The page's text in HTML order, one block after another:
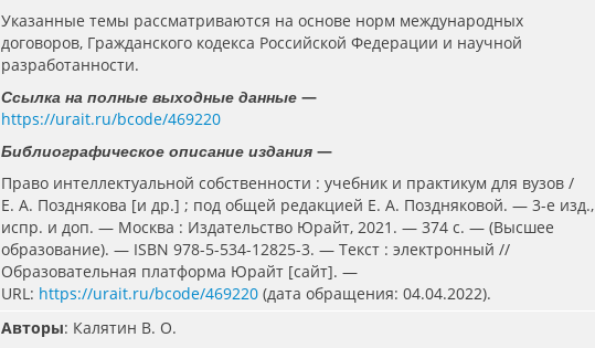
Указанные темы рассматриваются на основе норм международных
договоров, Гражданского кодекса Российской Федерации и научной
разработанности.
Ссылка на полные выходные данные —
https://urait.ru/bcode/469220
Библиографическое описание издания —
Право интеллектуальной собственности : учебник и практикум для вузов /
Е. А. Позднякова [и др.] ; под общей редакцией Е. А. Поздняковой. — 3-е изд.,
испр. и доп. — Москва : Издательство Юрайт, 2021. — 374 с. — (Высшее
образование). — ISBN 978-5-534-12825-3. — Текст : электронный //
Образовательная платформа Юрайт [сайт]. —
URL: https://urait.ru/bcode/469220 (дата обращения: 04.04.2022).
Авторы: Калятин В. О.